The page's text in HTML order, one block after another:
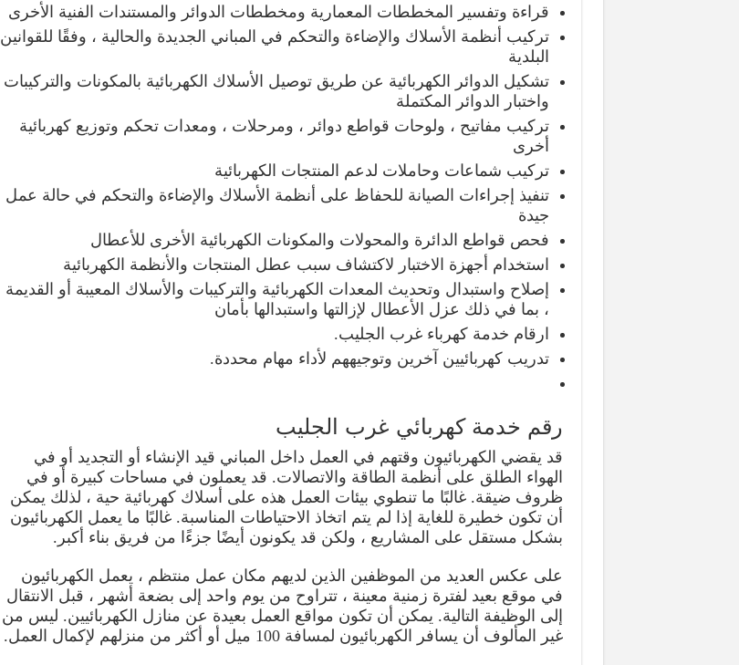
قراءة وتفسير المخططات المعمارية ومخططات الدوائر والمستندات الفنية الأخرى
تركيب أنظمة الأسلاك والإضاءة والتحكم في المباني الجديدة والحالية ، وفقًا للقوانين
البلدية
تشكيل الدوائر الكهربائية عن طريق توصيل الأسلاك الكهربائية بالمكونات والتركيبات
واختبار الدوائر المكتملة
تركيب مفاتيح ، ولوحات قواطع دوائر ، ومرحلات ، ومعدات تحكم وتوزيع كهربائية
أخرى
تركيب شماعات وحاملات لدعم المنتجات الكهربائية
تنفيذ إجراءات الصيانة للحفاظ على أنظمة الأسلاك والإضاءة والتحكم في حالة عمل
جيدة
فحص قواطع الدائرة والمحولات والمكونات الكهربائية الأخرى للأعطال
استخدام أجهزة الاختبار لاكتشاف سبب عطل المنتجات والأنظمة الكهربائية
إصلاح واستبدال وتحديث المعدات الكهربائية والتركيبات والأسلاك المعيبة أو القديمة
، بما في ذلك عزل الأعطال لإزالتها واستبدالها بأمان
ارقام خدمة كهرباء غرب الجليب.
تدريب كهربائيين آخرين وتوجيههم لأداء مهام محددة.
رقم خدمة كهربائي غرب الجليب
قد يقضي الكهربائيون وقتهم في العمل داخل المباني قيد الإنشاء أو التجديد أو في
الهواء الطلق على أنظمة الطاقة والاتصالات. قد يعملون في مساحات كبيرة أو في
ظروف ضيقة. غالبًا ما تنطوي بيئات العمل هذه على أسلاك كهربائية حية ، لذلك يمكن
أن تكون خطيرة للغاية إذا لم يتم اتخاذ الاحتياطات المناسبة. غالبًا ما يعمل الكهربائيون
بشكل مستقل على المشاريع ، ولكن قد يكونون أيضًا جزءًا من فريق بناء أكبر.
على عكس العديد من الموظفين الذين لديهم مكان عمل منتظم ، يعمل الكهربائيون
في موقع بعيد لفترة زمنية معينة ، تتراوح من يوم واحد إلى بضعة أشهر ، قبل الانتقال
إلى الوظيفة التالية. يمكن أن تكون مواقع العمل بعيدة عن منازل الكهربائيين. ليس من
غير المألوف أن يسافر الكهربائيون لمسافة 100 ميل أو أكثر من منزلهم لإكمال العمل.